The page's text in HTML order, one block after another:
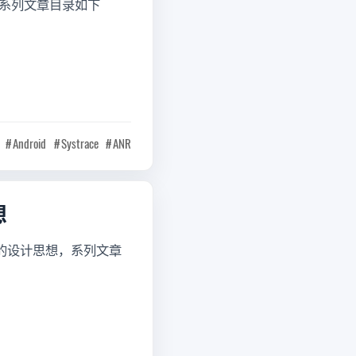
列文章目录如下
Android Systrace ANR
计思想，系列文章